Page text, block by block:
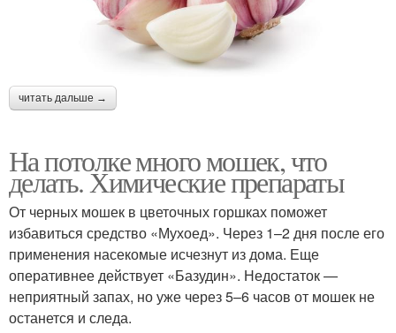
читать дальше →
На потолке много мошек, что
делать. Химические препараты
От черных мошек в цветочных горшках поможет
избавиться средство «Мухоед». Через 1–2 дня после его
применения насекомые исчезнут из дома. Еще
оперативнее действует «Базудин». Недостаток —
неприятный запах, но уже через 5–6 часов от мошек не
останется и следа.